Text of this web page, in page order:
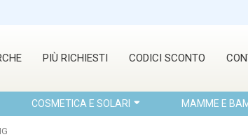
PIÙ RICHIESTI CODICI SCONTO
COSMETICA E SOLARI MAMME E